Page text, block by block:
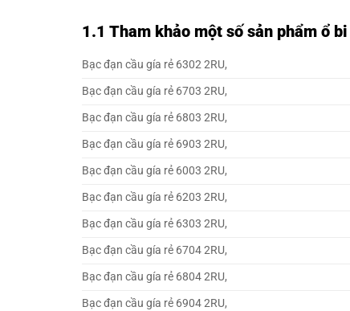
1.1 Tham khảo một số sản phẩm ổ
Bạc đạn cầu gía rẻ 6302 2RU,
Bạc đạn cầu gía rẻ 6703 2RU,
Bạc đạn cầu gía rẻ 6803 2RU,
Bạc đạn cầu gía rẻ 6903 2RU,
Bạc đạn cầu gía rẻ 6003 2RU,
Bạc đạn cầu gía rẻ 6203 2RU,
Bạc đạn cầu gía rẻ 6303 2RU,
Bạc đạn cầu gía rẻ 6704 2RU,
Bạc đạn cầu gía rẻ 6804 2RU,
Bạc đạn cầu gía rẻ 6904 2RU,